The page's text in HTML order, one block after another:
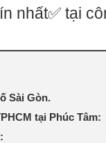
nhất✅ tại
Sài Gòn.
tại Phúc Tâm: